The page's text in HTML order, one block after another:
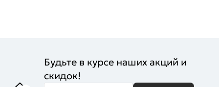
Будьте в курсе наших акций и
скидок!